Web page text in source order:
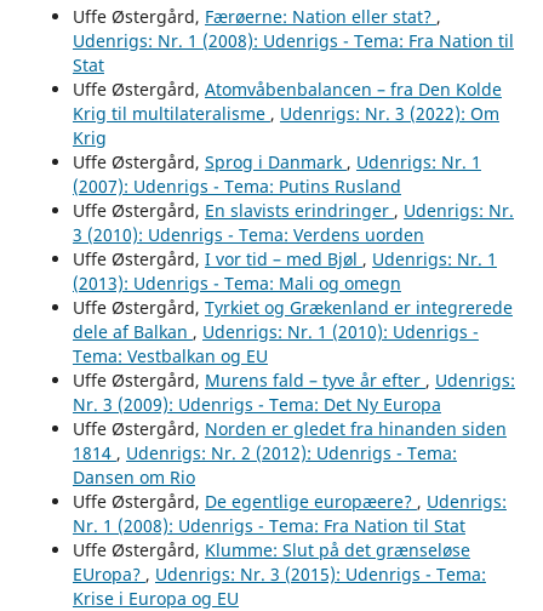
Uffe Østergård, Færøerne: Nation eller stat? ,
Udenrigs: Nr. 1 (2008): Udenrigs - Tema: Fra Nation til
Stat
Uffe Østergård, Atomvåbenbalancen – fra Den Kolde
Krig til multilateralisme , Udenrigs: Nr. 3 (2022): Om
Krig
Uffe Østergård, Sprog i Danmark , Udenrigs: Nr. 1
(2007): Udenrigs - Tema: Putins Rusland
Uffe Østergård, En slavists erindringer , Udenrigs: Nr.
3 (2010): Udenrigs - Tema: Verdens uorden
Uffe Østergård, I vor tid – med Bjøl , Udenrigs: Nr. 1
(2013): Udenrigs - Tema: Mali og omegn
Uffe Østergård, Tyrkiet og Grækenland er integrerede
dele af Balkan , Udenrigs: Nr. 1 (2010): Udenrigs -
Tema: Vestbalkan og EU
Uffe Østergård, Murens fald – tyve år efter , Udenrigs:
Nr. 3 (2009): Udenrigs - Tema: Det Ny Europa
Uffe Østergård, Norden er gledet fra hinanden siden
1814 , Udenrigs: Nr. 2 (2012): Udenrigs - Tema:
Dansen om Rio
Uffe Østergård, De egentlige europæere? , Udenrigs:
Nr. 1 (2008): Udenrigs - Tema: Fra Nation til Stat
Uffe Østergård, Klumme: Slut på det grænseløse
EUropa? , Udenrigs: Nr. 3 (2015): Udenrigs - Tema:
Krise i Europa og EU